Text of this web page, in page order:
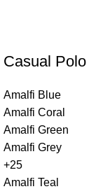
Casual Polo
Amalfi Blue
Amalfi Coral
Amalfi Green
Amalfi Grey
+25
Amalfi Teal